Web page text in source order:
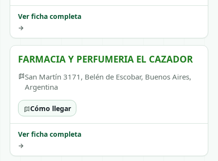
Ver ficha completa
→
FARMACIA Y PERFUMERIA EL CAZADOR
San Martín 3171, Belén de Escobar, Buenos Aires,
Argentina
Cómo llegar
Ver ficha completa
→